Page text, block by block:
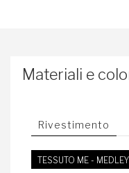
Materiali e
Rivestimento
TESSUTO ME - MEDLEY